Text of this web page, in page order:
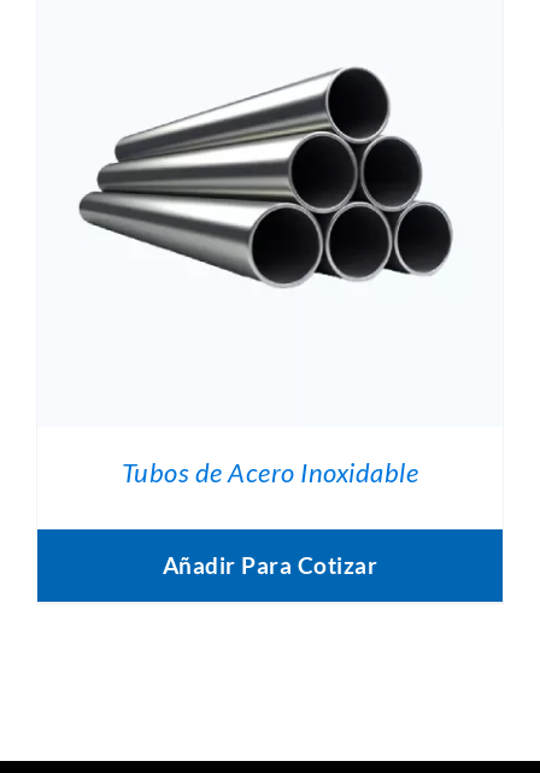
Tubos de Acero Inoxidable
Añadir Para Cotizar